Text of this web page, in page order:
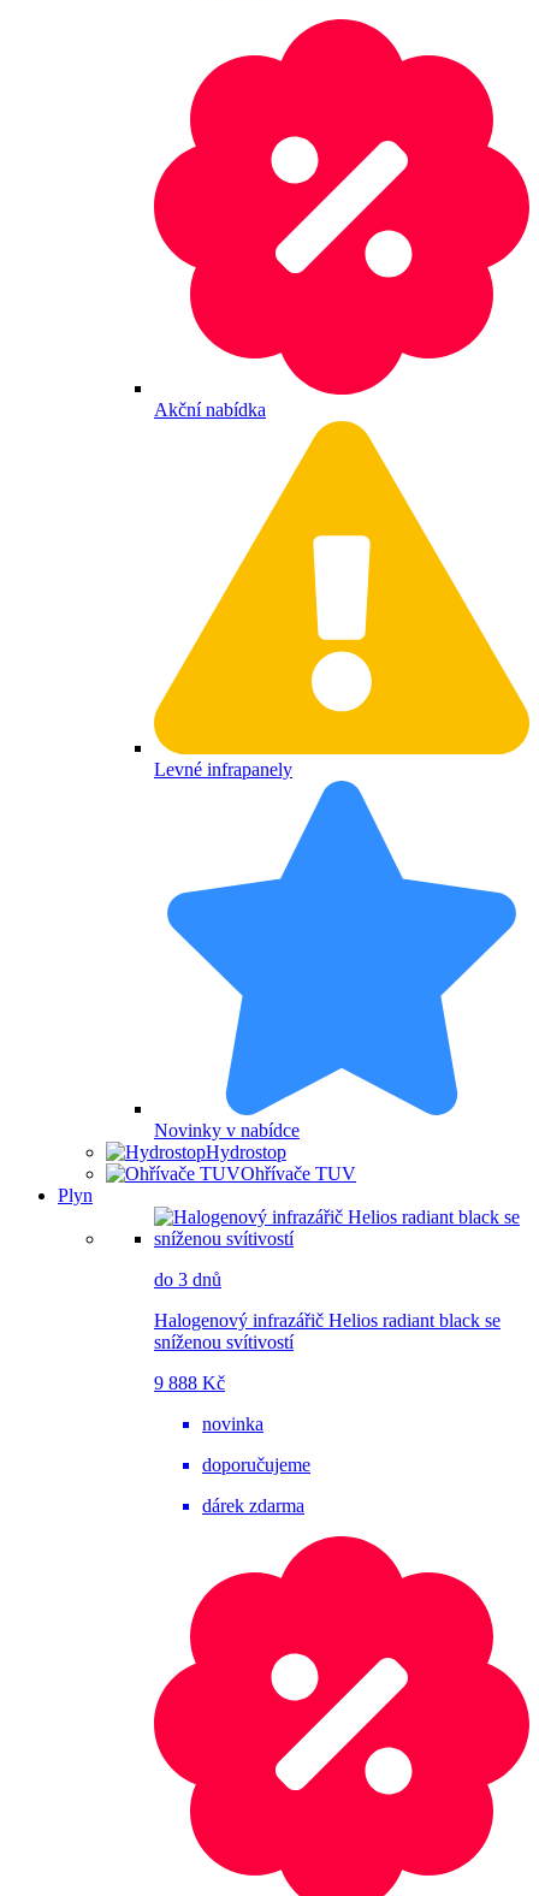
Akční nabídka
Levné infrapanely
Novinky v nabídce
Hydrostop
Ohřívače TUV
Plyn
do 3 dnů
Halogenový infrazářič Helios radiant black se
sníženou svítivostí
9 888 Kč
novinka
doporučujeme
dárek zdarma